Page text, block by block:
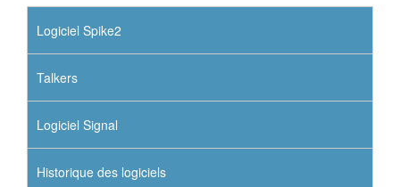
Logiciel Spike2
Talkers
Logiciel Signal
Historique des logiciels